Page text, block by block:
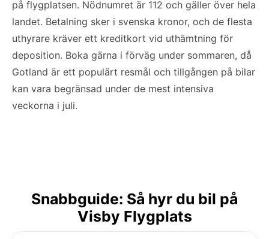
på flygplatsen. Nödnumret är 112 och gäller över hela
landet. Betalning sker i svenska kronor, och de flesta
uthyrare kräver ett kreditkort vid uthämtning för
deposition. Boka gärna i förväg under sommaren, då
Gotland är ett populärt resmål och tillgången på bilar
kan vara begränsad under de mest intensiva
veckorna i juli.
Snabbguide: Så hyr du bil på
Visby Flygplats